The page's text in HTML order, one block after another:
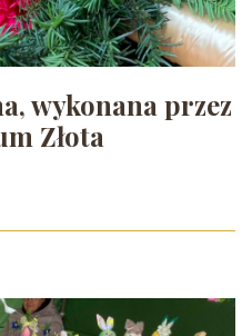
wykonana przez
Złota